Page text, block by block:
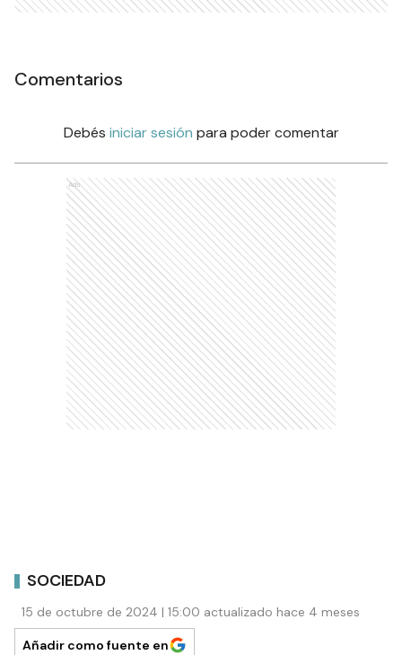
Comentarios
Debés iniciar sesión para poder comentar
Ads
SOCIEDAD
15 de octubre de 2024 | 15:00 actualizado hace 4 meses
Añadir como fuente en